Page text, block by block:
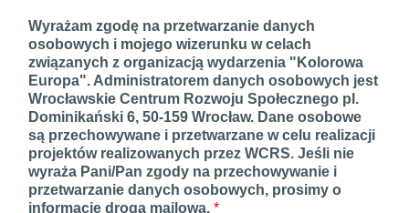
Wyrażam zgodę na przetwarzanie danych
osobowych i mojego wizerunku w celach
związanych z organizacją wydarzenia "Kolorowa
Europa". Administratorem danych osobowych jest
Wrocławskie Centrum Rozwoju Społecznego pl.
Dominikański 6, 50-159 Wrocław. Dane osobowe
są przechowywane i przetwarzane w celu realizacji
projektów realizowanych przez WCRS. Jeśli nie
wyraża Pani/Pan zgody na przechowywanie i
przetwarzanie danych osobowych, prosimy o
informację drogą mailową. *